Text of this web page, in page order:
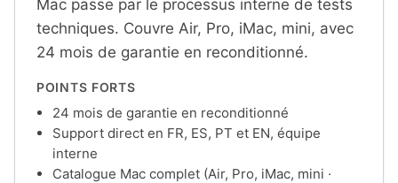
Mac passe par le processus interne de tests
techniques. Couvre Air, Pro, iMac, mini, avec
24 mois de garantie en reconditionné.
POINTS FORTS
24 mois de garantie en reconditionné
Support direct en FR, ES, PT et EN, équipe
interne
Catalogue Mac complet (Air, Pro, iMac, mini ·